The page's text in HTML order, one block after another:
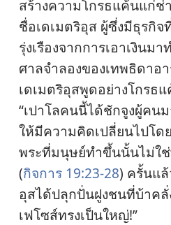
สร้าง​ความ​โกรธ​แค้น​แก่​ช่
ชื่อ​เดเมตริอุส ผู้​ซึ่ง​มี​ธุรกิจ​
รุ่งเรือง​จาก​การ​เอา​เงิน​มา​
ศาล​จำลอง​ของ​เทพ​ธิดา​อ
เดเมตริอุส​พูด​อย่าง​โกรธ​
“เปาโล​คน​นี้​ได้​ชักจูง​ผู้​คน​
ให้​มี​ความ​คิด​เปลี่ยน​ไป​โด
พระ​ที่​มนุษย์​ทำ​ขึ้น​นั้น​ไม่​ใช่​
(กิจการ 19:23-28) ครั้น​แล้
อุส​ได้​ปลุกปั่น​ฝูง​ชน​ที่​บ้า​คลั่
เฟโซส์​ทรง​เป็น​ใหญ่!”